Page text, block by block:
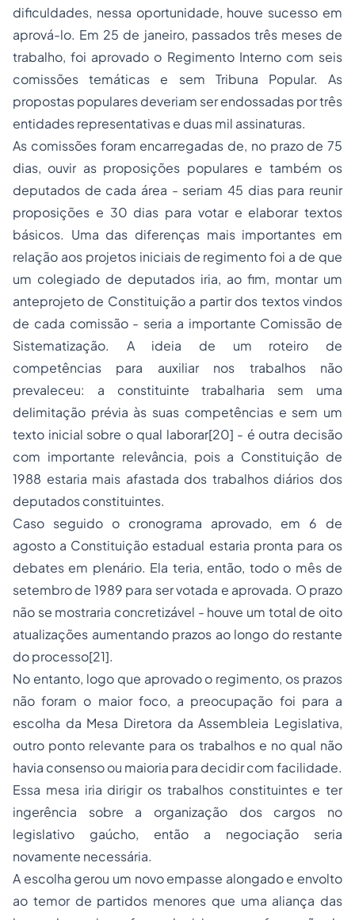
dificuldades, nessa oportunidade, houve sucesso em
aprová-lo. Em 25 de janeiro, passados três meses de
trabalho, foi aprovado o Regimento Interno com seis
comissões temáticas e sem Tribuna Popular. As
propostas populares deveriam ser endossadas por três
entidades representativas e duas mil assinaturas.
As comissões foram encarregadas de, no prazo de 75
dias, ouvir as proposições populares e também os
deputados de cada área - seriam 45 dias para reunir
proposições e 30 dias para votar e elaborar textos
básicos. Uma das diferenças mais importantes em
relação aos projetos iniciais de regimento foi a de que
um colegiado de deputados iria, ao fim, montar um
anteprojeto de Constituição a partir dos textos vindos
de cada comissão - seria a importante Comissão de
Sistematização. A ideia de um roteiro de
competências para auxiliar nos trabalhos não
prevaleceu: a constituinte trabalharia sem uma
delimitação prévia às suas competências e sem um
texto inicial sobre o qual laborar[20] - é outra decisão
com importante relevância, pois a Constituição de
1988 estaria mais afastada dos trabalhos diários dos
deputados constituintes.
Caso seguido o cronograma aprovado, em 6 de
agosto a Constituição estadual estaria pronta para os
debates em plenário. Ela teria, então, todo o mês de
setembro de 1989 para ser votada e aprovada. O prazo
não se mostraria concretizável - houve um total de oito
atualizações aumentando prazos ao longo do restante
do processo[21].
No entanto, logo que aprovado o regimento, os prazos
não foram o maior foco, a preocupação foi para a
escolha da Mesa Diretora da Assembleia Legislativa,
outro ponto relevante para os trabalhos e no qual não
havia consenso ou maioria para decidir com facilidade.
Essa mesa iria dirigir os trabalhos constituintes e ter
ingerência sobre a organização dos cargos no
legislativo gaúcho, então a negociação seria
novamente necessária.
A escolha gerou um novo empasse alongado e envolto
ao temor de partidos menores que uma aliança das